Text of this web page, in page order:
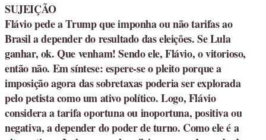
SUJEIÇÃO
Flávio pede a Trump que imponha ou não tarifas ao
Brasil a depender do resultado das eleições. Se Lula
ganhar, ok. Que venham! Sendo ele, Flávio, o vitorioso,
então não. Em síntese: espere-se o pleito porque a
imposição agora das sobretaxas poderia ser explorada
pelo petista como um ativo político. Logo, Flávio
considera a tarifa oportuna ou inoportuna, positiva ou
negativa, a depender do poder de turno. Como ele é a